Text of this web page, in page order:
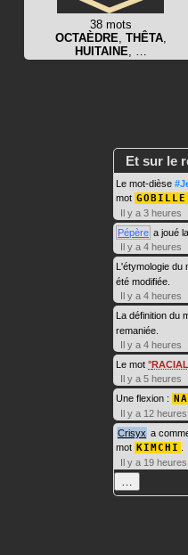
38 mots
OCTAÈDRE, THÊTA,
HUITAINE, …
Et sur le
Le mot-dièse
mot GOBILLE
Il y a 3 heures
Pépère a joué
Il y a 4 heures
L'étymologie du
été modifiée.
Il y a 4 heures
La définition du
remaniée.
Il y a 4 heures
Le mot
Il y a 5 heures
Une flexion :
Il y a 12 heures
Crisyx a
mot KIMCHI
Il y a 19 heures
…